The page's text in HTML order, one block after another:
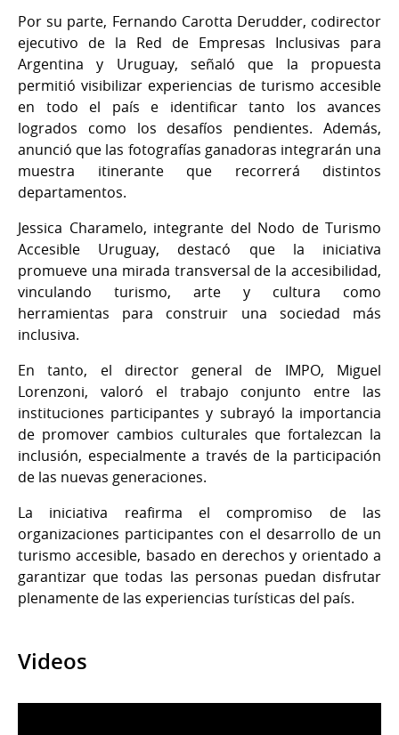
Por su parte, Fernando Carotta Derudder, codirector
ejecutivo de la Red de Empresas Inclusivas para
Argentina y Uruguay, señaló que la propuesta
permitió visibilizar experiencias de turismo accesible
en todo el país e identificar tanto los avances
logrados como los desafíos pendientes. Además,
anunció que las fotografías ganadoras integrarán una
muestra itinerante que recorrerá distintos
departamentos.
Jessica Charamelo, integrante del Nodo de Turismo
Accesible Uruguay, destacó que la iniciativa
promueve una mirada transversal de la accesibilidad,
vinculando turismo, arte y cultura como
herramientas para construir una sociedad más
inclusiva.
En tanto, el director general de IMPO, Miguel
Lorenzoni, valoró el trabajo conjunto entre las
instituciones participantes y subrayó la importancia
de promover cambios culturales que fortalezcan la
inclusión, especialmente a través de la participación
de las nuevas generaciones.
La iniciativa reafirma el compromiso de las
organizaciones participantes con el desarrollo de un
turismo accesible, basado en derechos y orientado a
garantizar que todas las personas puedan disfrutar
plenamente de las experiencias turísticas del país.
Videos